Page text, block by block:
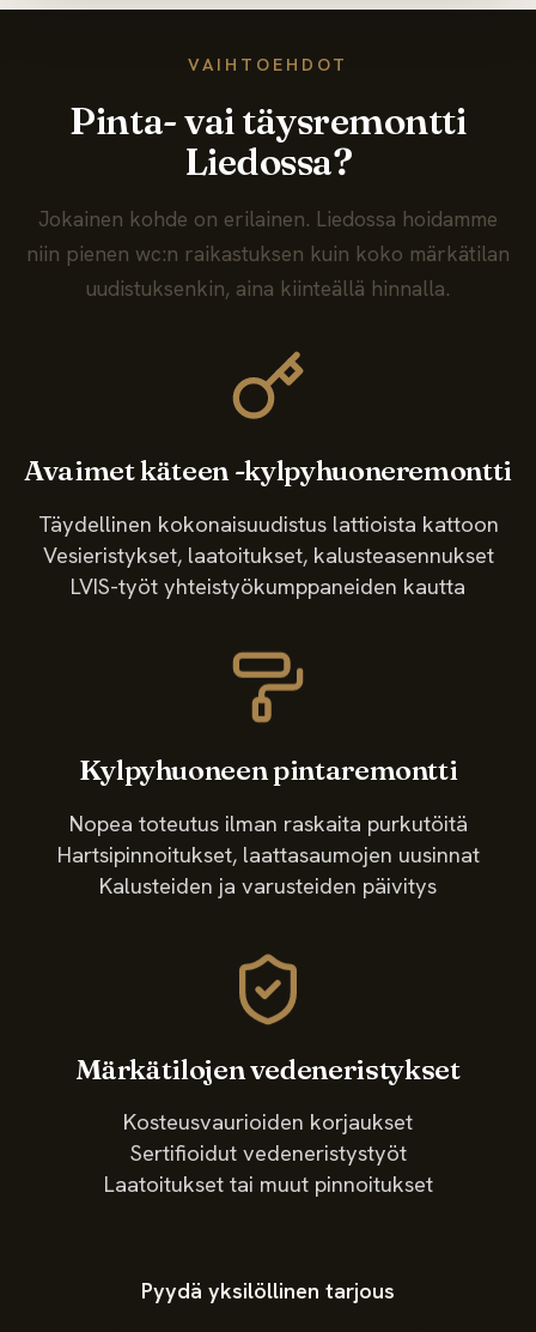
VAIHTOEHDOT
Pinta- vai täysremontti
Liedossa?
Jokainen kohde on erilainen. Liedossa hoidamme
niin pienen wc:n raikastuksen kuin koko märkätilan
uudistuksenkin, aina kiinteällä hinnalla.
Avaimet käteen -kylpyhuoneremontti
Täydellinen kokonaisuudistus lattioista kattoon
Vesieristykset, laatoitukset, kalusteasennukset
LVIS-työt yhteistyökumppaneiden kautta
Kylpyhuoneen pintaremontti
Nopea toteutus ilman raskaita purkutöitä
Hartsipinnoitukset, laattasaumojen uusinnat
Kalusteiden ja varusteiden päivitys
Märkätilojen vedeneristykset
Kosteusvaurioiden korjaukset
Sertifioidut vedeneristystyöt
Laatoitukset tai muut pinnoitukset
Pyydä yksilöllinen tarjous